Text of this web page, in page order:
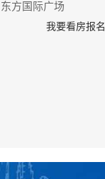
东方国际广场
我要看房报名